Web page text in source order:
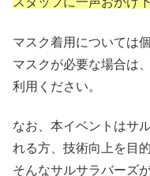
マスク着用については
マスクが必要な場合は
利用ください。
なお、本イベントはサ
れる方、技術向上を目
そんなサルサラバーズ